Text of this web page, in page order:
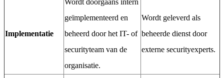
Implementatie
Wordt doorgaans intern
geïmplementeerd en
beheerd door het IT- of
securityteam van de
organisatie.
Wordt geleverd als
beheerde dienst door
externe securityexperts.